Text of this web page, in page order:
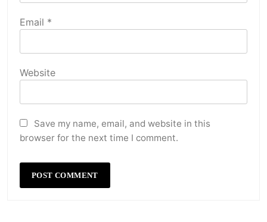
Email *
Website
Save my name, email, and website in this
browser for the next time I comment.